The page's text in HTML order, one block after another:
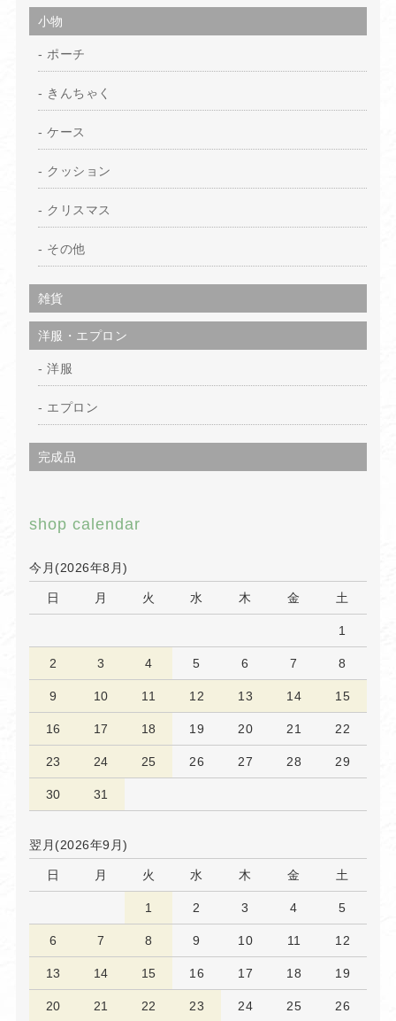
小物
ポーチ
きんちゃく
ケース
クッション
クリスマス
その他
雑貨
洋服・エプロン
洋服
エプロン
完成品
shop calendar
今月(2026年8月)
日 月 火 水 木 金 土
1
2 3 4 5 6 7 8
9 10 11 12 13 14 15
16 17 18 19 20 21 22
23 24 25 26 27 28 29
30 31
翌月(2026年9月)
日 月 火 水 木 金 土
1 2 3 4 5
6 7 8 9 10 11 12
13 14 15 16 17 18 19
20 21 22 23 24 25 26